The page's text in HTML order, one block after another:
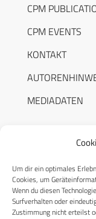
Um dir ein optimales
Cookies, um
Wenn du diesen
Surfverhalten oder
Zustimmung nicht erteilst
CPM
CPM EVENTS
KONTAKT
MEDIADATEN